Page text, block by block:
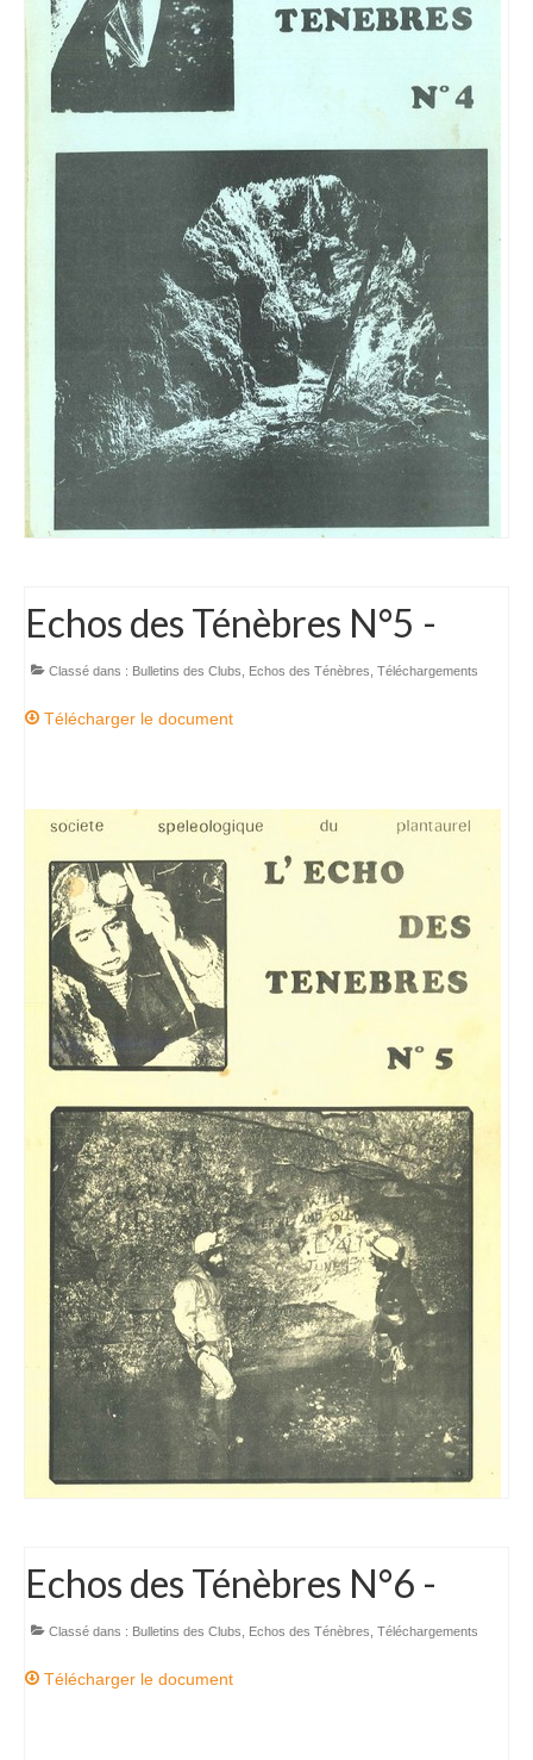
Echos des Ténèbres N°5 -
Classé dans : Bulletins des Clubs Echos des Ténèbres Téléchargements
Télécharger le document
Echos des Ténèbres N°6 -
Classé dans : Bulletins des Clubs Echos des Ténèbres Téléchargements
Télécharger le document